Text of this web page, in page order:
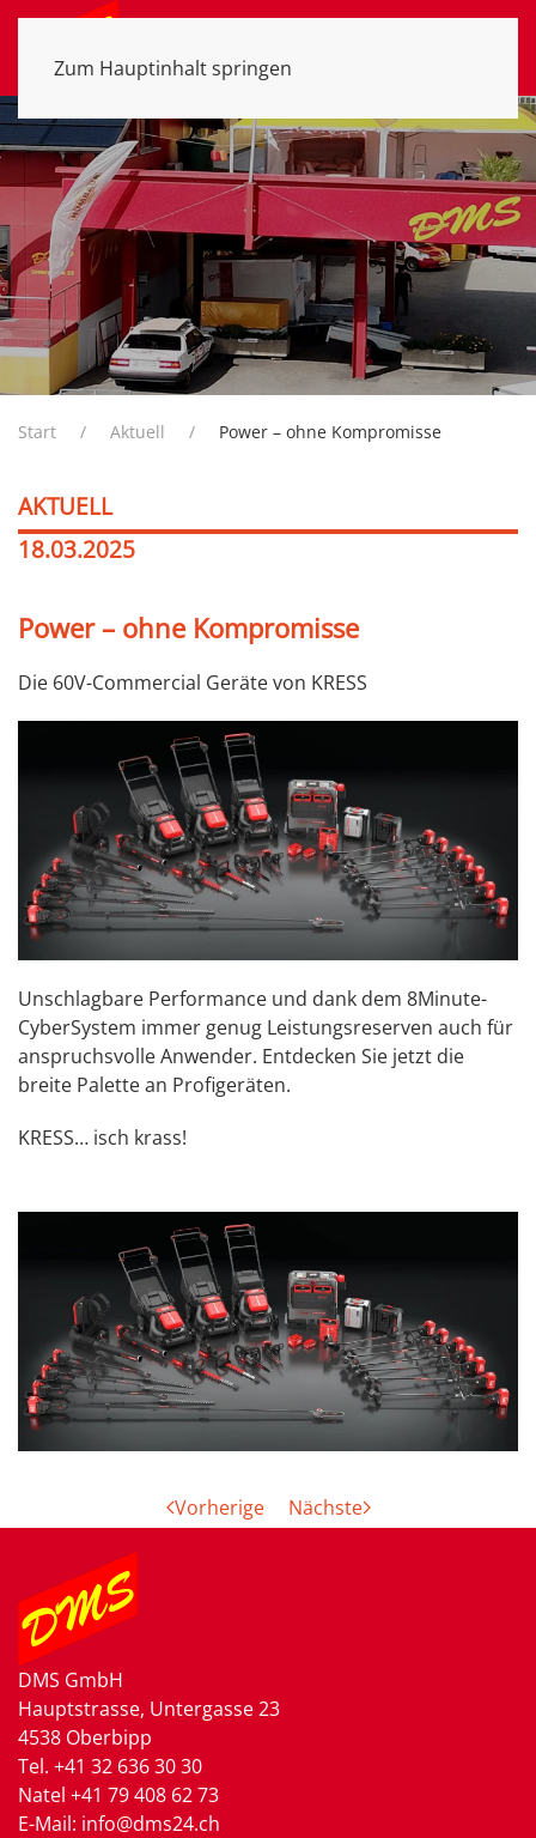
Zum Hauptinhalt springen
Start Aktuell Power – ohne Kompromisse
AKTUELL
18.03.2025
Power – ohne Kompromisse
Die 60V-Commercial Geräte von KRESS
Unschlagbare Performance und dank dem 8Minute-
CyberSystem immer genug Leistungsreserven auch für
anspruchsvolle Anwender. Entdecken Sie jetzt die
breite Palette an Profigeräten.
KRESS… isch krass!
Vorherige Nächste
DMS GmbH
Hauptstrasse, Untergasse 23
4538 Oberbipp
Tel. +41 32 636 30 30
Natel +41 79 408 62 73
E-Mail: info@dms24.ch